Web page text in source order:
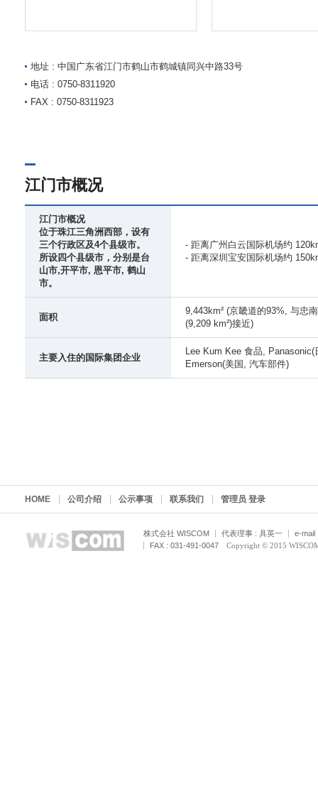
地址 : 中国广东省江门市鹤山市鹤城镇同兴中路33号
电话 : 0750-8311920
FAX : 0750-8311923
江门市概况
江门市概况
位于珠江三角洲西部，设有
三个行政区及4个县级市。
所设四个县级市，分别是台
山市,开平市, 恩平市, 鹤山
市。
- 距离广州白云国际机场约
- 距离深圳宝安国际机场约
面积
9,443km² (京畿道的93%, 与忠
(9,209 km²)接近)
主要入住的国际集团企业
Lee Kum Kee 食品,
Emerson(美国, 汽车部件)
HOME 公司介绍 公示事项 联系我们 管理员 登录
株式会社 WISCOM 代表理事 : 具英一
e-
FAX : 031-491-0047
Copyright © 2015